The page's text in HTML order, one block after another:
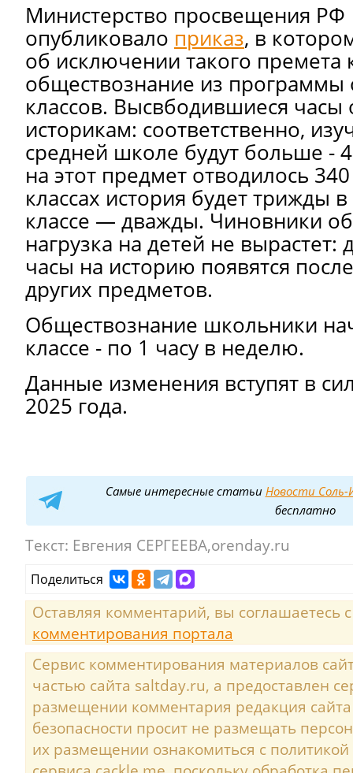
Министерство просвещения РФ
опубликовало приказ, в
об исключении такого премета
обществознание из программы
классов. Высвбодившиеся часы
историкам: соответственно,
средней школе будут больше -
на этот предмет отводилось
классах история будет трижды
классе — дважды. Чиновники
нагрузка на детей не
часы на историю появятся
других предметов.
Обществознание школьники
классе - по 1 часу в неделю.
Данные изменения вступят в
2025 года.
Самые интересные статьи Новости Соль-
бесплатно
Текст: Евгения СЕРГЕЕВА,orenday.ru
Поделиться
Оставляя комментарий, вы соглашаетесь
комментирования портала
Сервис комментирования материалов
частью сайта saltday.ru, а предоставлен
размещении комментария редакция
безопасности просит не размещать
их размещении ознакомиться с